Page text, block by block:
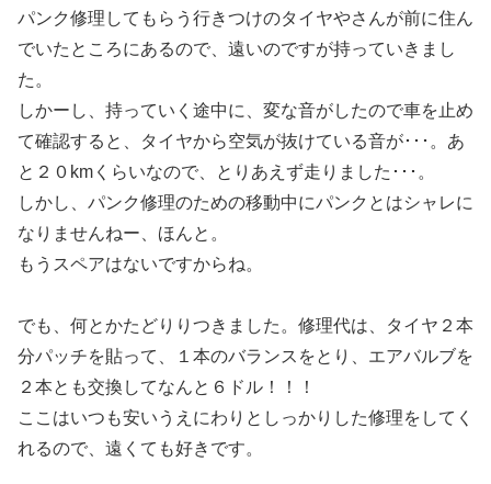
パンク修理してもらう行きつけのタイヤやさんが前に住ん
でいたところにあるので、遠いのですが持っていきまし
た。
しかーし、持っていく途中に、変な音がしたので車を止め
て確認すると、タイヤから空気が抜けている音が･･･。あ
と２０kmくらいなので、とりあえず走りました･･･。
しかし、パンク修理のための移動中にパンクとはシャレに
なりませんねー、ほんと。
もうスペアはないですからね。
でも、何とかたどりりつきました。修理代は、タイヤ２本
分パッチを貼って、１本のバランスをとり、エアバルブを
２本とも交換してなんと６ドル！！！
ここはいつも安いうえにわりとしっかりした修理をしてく
れるので、遠くても好きです。